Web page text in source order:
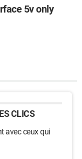
5v only
CLICS
avec ceux qui